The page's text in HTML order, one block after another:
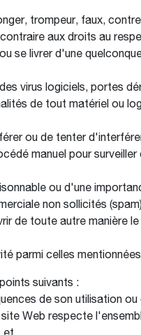
trompeur, faux,
aux droits au
se livrer d'une
virus logiciels, portes
de tout matériel ou
ou de tenter
manuel pour
ou d'une
non sollicités
de toute autre manière
parmi celles
suivants :
de son utilisation ou
Web respecte